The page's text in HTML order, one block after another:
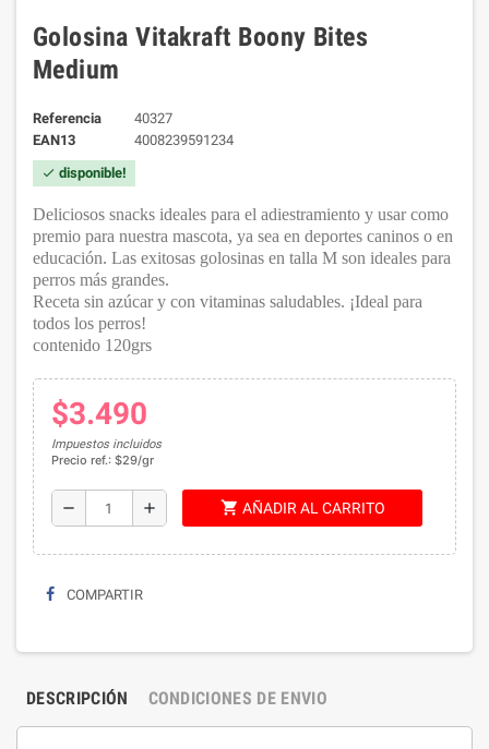
Golosina Vitakraft Boony Bites
Medium
Referencia
40327
EAN13
4008239591234
check disponible!
Deliciosos snacks ideales para el adiestramiento y usar como
premio para nuestra mascota, ya sea en deportes caninos o en
educación. Las exitosas golosinas en talla M son ideales para
perros más grandes.
Receta sin azúcar y con vitaminas saludables. ¡Ideal para
todos los perros!
contenido 120grs
$3.490
Impuestos incluidos
Precio ref.: $29/gr
remove add shopping_cart AÑADIR AL CARRITO
COMPARTIR
DESCRIPCIÓN CONDICIONES DE ENVIO